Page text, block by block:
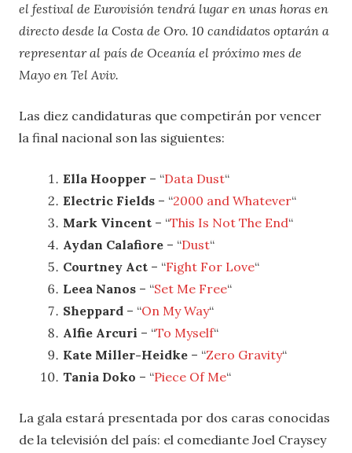
el festival de Eurovisión tendrá lugar en unas horas en
directo desde la Costa de Oro. 10 candidatos optarán a
representar al país de Oceanía el próximo mes de
Mayo en Tel Aviv.
Las diez candidaturas que competirán por vencer
la final nacional son las siguientes:
Ella Hoopper – “Data Dust“
Electric Fields – “2000 and Whatever“
Mark Vincent – “This Is Not The End“
Aydan Calafiore – “Dust“
Courtney Act – “Fight For Love“
Leea Nanos – “Set Me Free“
Sheppard – “On My Way“
Alfie Arcuri – “To Myself“
Kate Miller-Heidke – “Zero Gravity“
Tania Doko – “Piece Of Me“
La gala estará presentada por dos caras conocidas
de la televisión del país: el comediante Joel Craysey